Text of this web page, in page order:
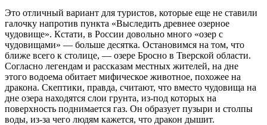
Это отличный вариант для туристов, которые еще не ставили
галочку напротив пункта «Выследить древнее озерное
чудовище». Кстати, в России довольно много «озер с
чудовищами» — больше десятка. Остановимся на том, что
ближе всего к столице, — озере Бросно в Тверской области.
Согласно легендам и рассказам местных жителей, на дне
этого водоема обитает мифическое животное, похожее на
дракона. Скептики, правда, считают, что вместо чудовища на
дне озера находятся слои грунта, из-под которых на
поверхность поднимается газ. Он образует пузыри и столпы
воды, из-за чего людям кажется, что дракон дышит.